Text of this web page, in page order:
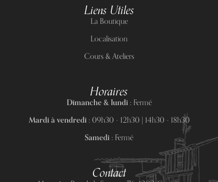
Liens Utiles
La Boutique
Localisation
Cours & Ateliers
Horaires
Dimanche & lundi :Fermé
Mardi à vendredi :09h30 - 12h30 | 14h30 - 18h30
Samedi :Fermé
Contact